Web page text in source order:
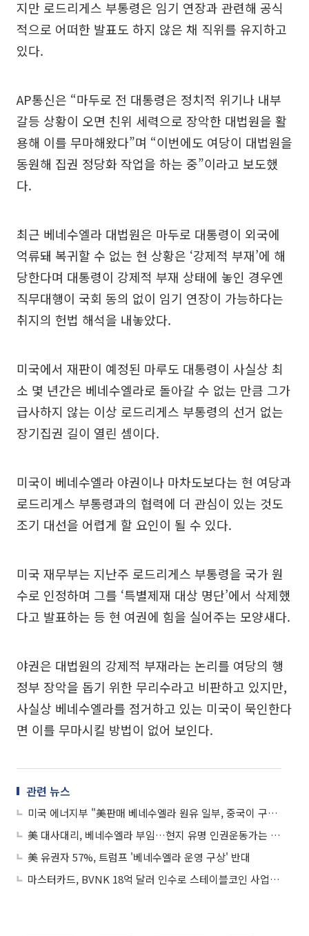
지만 로드리게스 부통령은 임기 연장과 관련해 공식
적으로 어떠한 발표도 하지 않은 채 직위를 유지하고
있다.
AP통신은 “마두로 전 대통령은 정치적 위기나 내부
갈등 상황이 오면 친위 세력으로 장악한 대법원을 활
용해 이를 무마해왔다”며 “이번에도 여당이 대법원을
동원해 집권 정당화 작업을 하는 중”이라고 보도했
다.
최근 베네수엘라 대법원은 마두로 대통령이 외국에
억류돼 복귀할 수 없는 현 상황은 ‘강제적 부재’에 해
당한다며 대통령이 강제적 부재 상태에 놓인 경우엔
직무대행이 국회 동의 없이 임기 연장이 가능하다는
취지의 헌법 해석을 내놓았다.
미국에서 재판이 예정된 마루도 대통령이 사실상 최
소 몇 년간은 베네수엘라로 돌아갈 수 없는 만큼 그가
급사하지 않는 이상 로드리게스 부통령의 선거 없는
장기집권 길이 열린 셈이다.
미국이 베네수엘라 야권이나 마차도보다는 현 여당과
로드리게스 부통령과의 협력에 더 관심이 있는 것도
조기 대선을 어렵게 할 요인이 될 수 있다.
미국 재무부는 지난주 로드리게스 부통령을 국가 원
수로 인정하며 그를 ‘특별제재 대상 명단’에서 삭제했
다고 발표하는 등 현 여권에 힘을 실어주는 모양새다.
야권은 대법원의 강제적 부재라는 논리를 여당의 행
정부 장악을 돕기 위한 무리수라고 비판하고 있지만,
사실상 베네수엘라를 점거하고 있는 미국이 묵인한다
면 이를 무마시킬 방법이 없어 보인다.
관련 뉴스
미국 에너지부 "美판매 베네수엘라 원유 일부, 중국이 구매"
美 대사대리, 베네수엘라 부임…현지 유명 인권운동가는 석방돼
美 유권자 57%, 트럼프 '베네수엘라 운영 구상' 반대
마스터카드, BVNK 18억 달러 인수로 스테이블코인 사업 본격 확장